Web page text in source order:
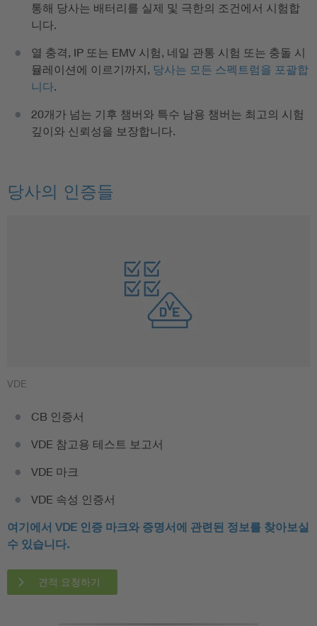
통해 당사는 배터리를 실제 및 극한의 조건에서 시험합
니다.
열 충격, IP 또는 EMV 시험, 네일 관통 시험 또는 충돌 시
뮬레이션에 이르기까지, 당사는 모든 스펙트럼을 포괄합
니다.
20개가 넘는 기후 챔버와 특수 남용 챔버는 최고의 시험
깊이와 신뢰성을 보장합니다.
당사의 인증들
VDE
CB 인증서
VDE 참고용 테스트 보고서
VDE 마크
VDE 속성 인증서
여기에서 VDE 인증 마크와 증명서에 관련된 정보를 찾아보실
수 있습니다.
견적 요청하기